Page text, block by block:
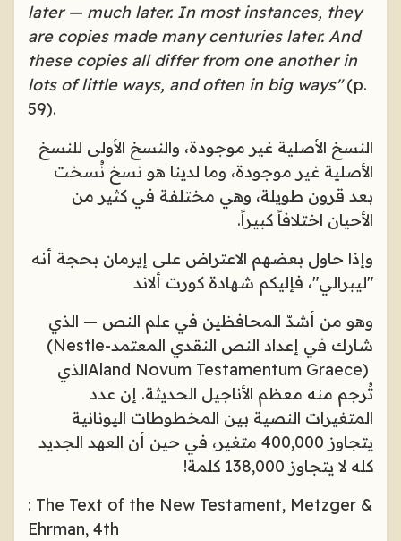
later — much later. In most instances, they
are copies made many centuries later. And
these copies all differ from one another in
lots of little ways, and often in big ways"(p.
59).
النسخ الأصلية غير موجودة، والنسخ الأولى للنسخ
الأصلية غير موجودة، وما لدينا هو نسخ نُسخت
بعد قرون طويلة، وهي مختلفة في كثير من
الأحيان اختلافاً كبيراً.
وإذا حاول بعضهم الاعتراض على إيرمان بحجة أنه
"ليبرالي"، فإليكم شهادة كورت ألاند
وهو من أشدّ المحافظين في علم النص — الذي
شارك في إعداد النص النقدي المعتمد(Nestle-
Aland Novum Testamentum Graece)الذي
تُرجم منه معظم الأناجيل الحديثة. إن عدد
المتغيرات النصية بين المخطوطات اليونانية
يتجاوز 400,000 متغير، في حين أن العهد الجديد
كله لا يتجاوز 138,000 كلمة!
: The Text of the New Testament, Metzger &
Ehrman, 4th